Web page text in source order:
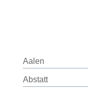
Aalen
Abstatt